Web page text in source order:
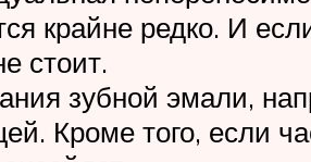
крайне редко. И
стоит.
зубной эмали,
Кроме того, если